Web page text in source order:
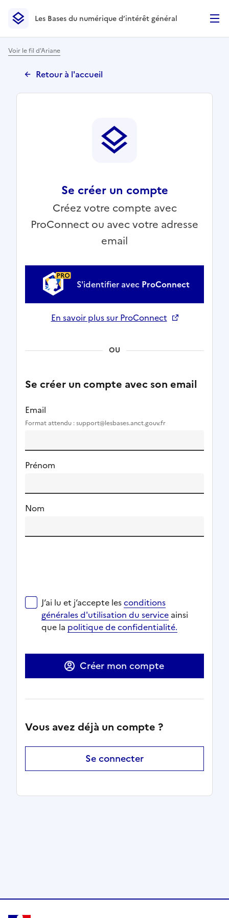
Les Bases du numérique d’intérêt général- Retour à la
Les Bases du numérique d’intérêt général
Voir le fil d'Ariane
Retour à l'accueil
Se créer un compte
Créez votre compte avec
ProConnect ou avec votre adresse
email
S'identifier avec ProConnect
En savoir plus sur ProConnect
OU
Se créer un compte avec son email
Email
Format attendu : support@lesbases.anct.gouv.fr
Prénom
Nom
J‘ai lu et j‘accepte lesconditions générales
Ouverture dans un nouvel onglet
Ouverture dans un nouvel onglet
J‘ai lu et j‘accepte lesconditions
générales d'utilisation du service
Ouverture dans un nouvel onglet
ainsi
que la politique de confidentialité.
Créer mon compte
Vous avez déjà un compte ?
Se connecter